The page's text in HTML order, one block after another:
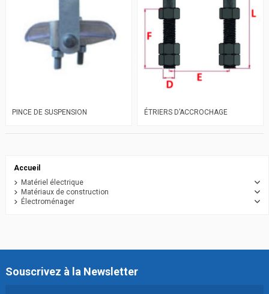
PINCE DE SUSPENSION ÉTRIERS D’ACCROCHAGE
Accueil
Matériel électrique
Matériaux de construction
Électroménager
Souscrivez à la Newsletter